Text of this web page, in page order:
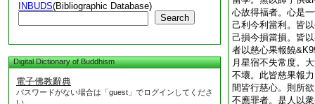
INBUDS(Bibliographic Database)
Search
Digital Dictionary of Buddhism
電子佛教辭典
パスワードがない場合は「guest」でログインしてくださ
い。
心故得福者。心是
己利今利當利。皆
己損今損當損。皆
者以慈心果報饒
月星宿不失常度。
不壞。此皆慈果報
間皆行慈心。則所
不應罪者。是人以